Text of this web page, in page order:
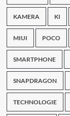
KAMERA KI
MIUI POCO
SMARTPHONE
SNAPDRAGON
TECHNOLOGIE